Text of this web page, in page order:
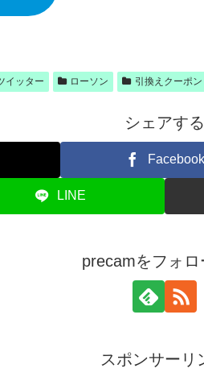
イッター ローソン 引換えクーポン
シェアする
Facebook
LINE
precamをフォロ
スポンサーリ